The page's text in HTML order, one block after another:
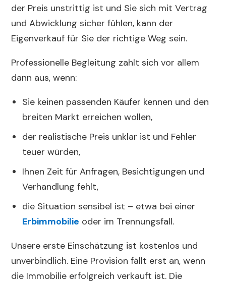
der Preis unstrittig ist und Sie sich mit Vertrag
und Abwicklung sicher fühlen, kann der
Eigenverkauf für Sie der richtige Weg sein.
Professionelle Begleitung zahlt sich vor allem
dann aus, wenn:
Sie keinen passenden Käufer kennen und den
breiten Markt erreichen wollen,
der realistische Preis unklar ist und Fehler
teuer würden,
Ihnen Zeit für Anfragen, Besichtigungen und
Verhandlung fehlt,
die Situation sensibel ist – etwa bei einer
Erbimmobilie oder im Trennungsfall.
Unsere erste Einschätzung ist kostenlos und
unverbindlich. Eine Provision fällt erst an, wenn
die Immobilie erfolgreich verkauft ist. Die